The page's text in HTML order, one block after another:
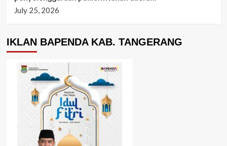
July 25, 2026
IKLAN BAPENDA KAB. TANGERANG